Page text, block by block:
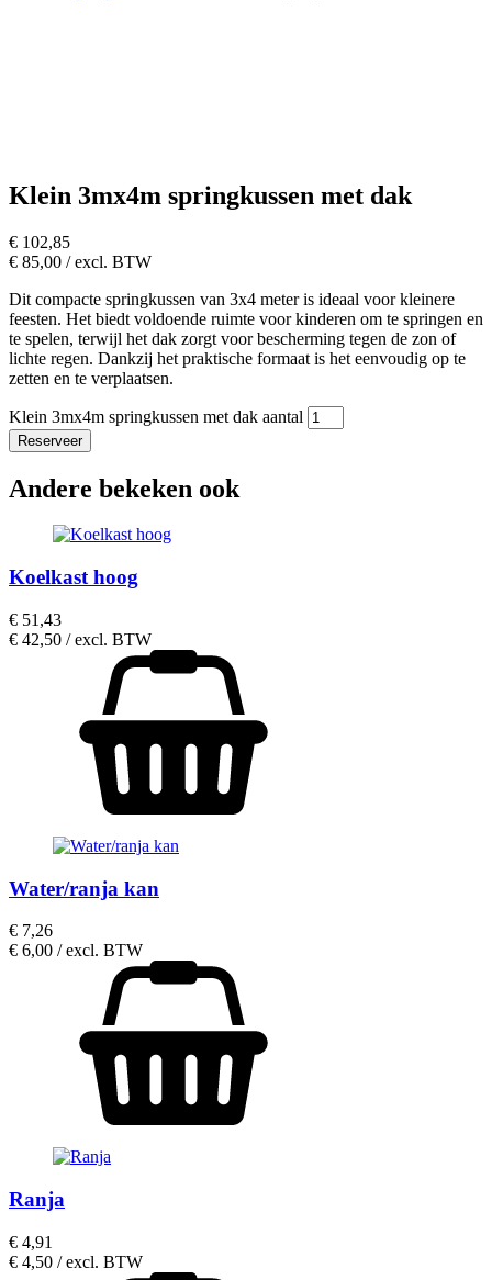
Klein 3mx4m springkussen met dak
€ 102,85
€ 85,00 / excl. BTW
Dit compacte springkussen van 3x4 meter is ideaal voor kleinere
feesten. Het biedt voldoende ruimte voor kinderen om te springen en
te spelen, terwijl het dak zorgt voor bescherming tegen de zon of
lichte regen. Dankzij het praktische formaat is het eenvoudig op te
zetten en te verplaatsen.
Klein 3mx4m springkussen met dak aantal
Reserveer
Andere bekeken ook
Koelkast hoog
€ 51,43
€ 42,50 / excl. BTW
Water/ranja kan
€ 7,26
€ 6,00 / excl. BTW
Ranja
€ 4,91
€ 4,50 / excl. BTW